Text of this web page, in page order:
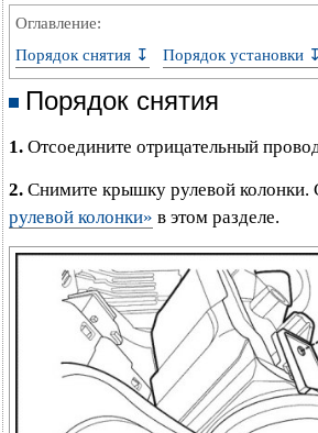
Оглавление:
Порядок снятия ↧
Порядок установки ↧
Порядок снятия
1. Отсоедините отрицательный
2. Снимите крышку рулевой колонки.
рулевой колонки» в этом разделе.